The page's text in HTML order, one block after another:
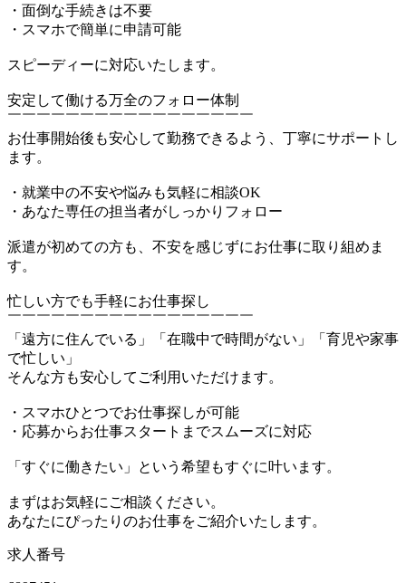
・面倒な手続きは不要
・スマホで簡単に申請可能
スピーディーに対応いたします。
安定して働ける万全のフォロー体制
￣￣￣￣￣￣￣￣￣￣￣￣￣￣￣￣￣
お仕事開始後も安心して勤務できるよう、丁寧にサポートし
ます。
・就業中の不安や悩みも気軽に相談OK
・あなた専任の担当者がしっかりフォロー
派遣が初めての方も、不安を感じずにお仕事に取り組めま
す。
忙しい方でも手軽にお仕事探し
￣￣￣￣￣￣￣￣￣￣￣￣￣￣￣￣￣
「遠方に住んでいる」「在職中で時間がない」「育児や家事
で忙しい」
そんな方も安心してご利用いただけます。
・スマホひとつでお仕事探しが可能
・応募からお仕事スタートまでスムーズに対応
「すぐに働きたい」という希望もすぐに叶います。
まずはお気軽にご相談ください。
あなたにぴったりのお仕事をご紹介いたします。
求人番号